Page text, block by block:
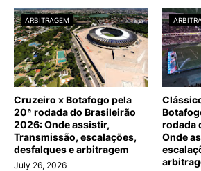
ARBITRAGEM
Cruzeiro x Botafogo pela
20ª rodada do Brasileirão
2026: Onde assistir,
Transmissão, escalações,
desfalques e arbitragem
July 26, 2026
rodada
Onde